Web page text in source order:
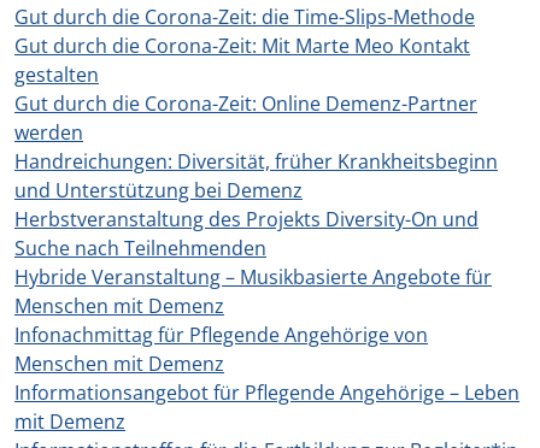
Gut durch die Corona-Zeit: die Time-Slips-Methode
Gut durch die Corona-Zeit: Mit Marte Meo Kontakt
gestalten
Gut durch die Corona-Zeit: Online Demenz-Partner
werden
Handreichungen: Diversität, früher Krankheitsbeginn
und Unterstützung bei Demenz
Herbstveranstaltung des Projekts Diversity-On und
Suche nach Teilnehmenden
Hybride Veranstaltung – Musikbasierte Angebote für
Menschen mit Demenz
Infonachmittag für Pflegende Angehörige von
Menschen mit Demenz
Informationsangebot für Pflegende Angehörige – Leben
mit Demenz